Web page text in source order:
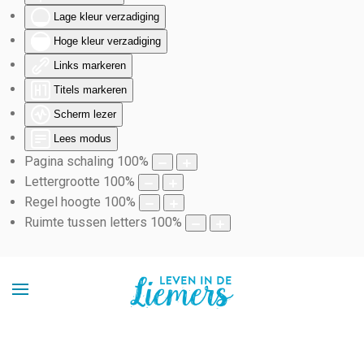
Lage kleur verzadiging
Hoge kleur verzadiging
Links markeren
Titels markeren
Scherm lezer
Lees modus
Pagina schaling 100%
Lettergrootte 100%
Regel hoogte 100%
Ruimte tussen letters 100%